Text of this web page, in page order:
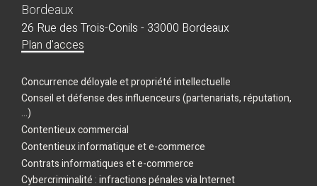
Bordeaux
26 Rue des Trois-Conils - 33000 Bordeaux
Plan d'acces
Concurrence déloyale et propriété intellectuelle
Conseil et défense des influenceurs (partenariats, réputation,
...)
Contentieux commercial
Contentieux informatique et e-commerce
Contrats informatiques et e-commerce
Cybercriminalité : infractions pénales via Internet